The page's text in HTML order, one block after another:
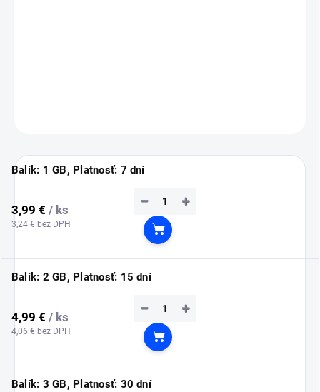
Balík: 1 GB, Platnosť: 7 dní
3,99 € / ks
3,24 € bez DPH
+
−
Do košíka
Balík: 2 GB, Platnosť: 15 dní
4,99 € / ks
4,06 € bez DPH
+
−
Do košíka
Balík: 3 GB, Platnosť: 30 dní